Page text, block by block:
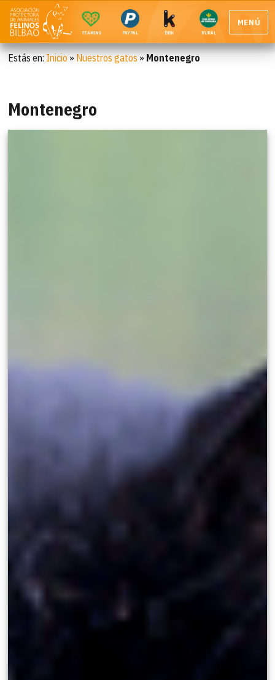
TEAMING PAYPAL BBK RURAL
MENÚ
Estás en: Inicio » Nuestros gatos » Montenegro
Montenegro